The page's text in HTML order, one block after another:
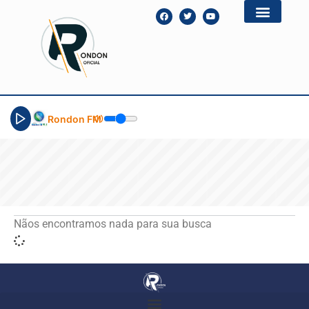
Rondon FM
Nãos encontramos nada para sua busca